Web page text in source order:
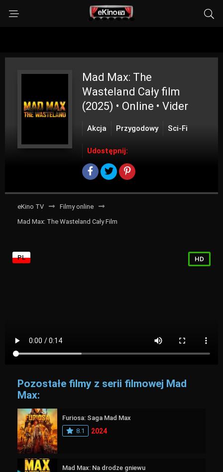
Mad Max: The
Wasteland Cały film
(2025) • Online • Vider
Akcja Przygodowy Sci-Fi
Udostępnij:
eKino TV
Filmy online
Mad Max: The Wasteland Cały Film
PL HD
Pozostałe filmy z serii filmowej Mad
Max:
Furiosa: Saga Mad Max
8.1
2024
Mad Max: Na drodze gniewu